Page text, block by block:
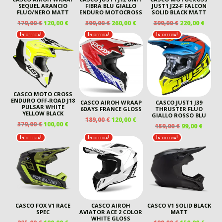
SEQUEL ARANCIO
FLUO/NERO MATT
179,00€IL
PREZZO
ORIGINALE
ERA:
179,00 €.
120,00€IL
PREZZO
ATTUALE
È:
120,00 €.
FIBRA BLU GIALLO
ENDURO MOTOCROSS
399,00€ IL
PREZZO
ORIGINALE
ERA:
399,00 €.
260,00€IL
PREZZO
ATTUALE
È:
260,00 €.
JUST1 J22-F FALCON
SOLID BLACK MATT
399,00€ IL
PREZZO
ORIGINALE
ERA:
399,00 €.
220,00€IL
È:
In offerta!
CASCO MOTO CROSS
ENDURO OFF-ROAD J18
PULSAR WHITE
YELLOW BLACK
379,00€IL
PREZZO
ORIGINALE
ERA:
379,00 €.
100,00€IL
PREZZO
ATTUALE
È:
In offerta!
CASCO AIROH WRAAP
6DAYS FRANCE GLOSS
189,00€IL
ORIGINALE
ERA:
189,00 €.
120,00€IL
PREZZO
ATTUALE
120,00 €.
In offerta!
CASCO JUST1 J39
THRUSTER FLUO
GIALLO ROSSO BLU
159,00€ IL
PREZZO
ERA:
159,00 €.
99,00€IL
È:
In offerta!
CASCO FOX V1 RACE
SPEC
In offerta!
CASCO AIROH
AVIATOR ACE 2 COLOR
WHITE GLOSS
In offerta!
CASCO V1 SOLID BLACK
MATT